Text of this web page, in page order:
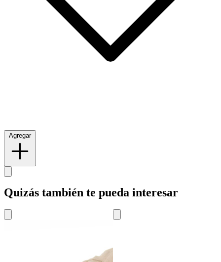
Agregar
Quizás también te pueda interesar